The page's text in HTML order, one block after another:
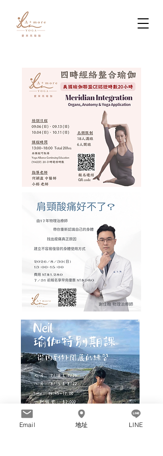
Email 地址 LINE